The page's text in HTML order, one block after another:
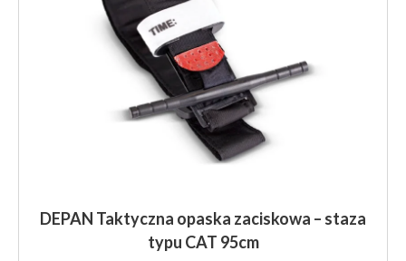
DEPAN Taktyczna opaska zaciskowa – staza
typu CAT 95cm